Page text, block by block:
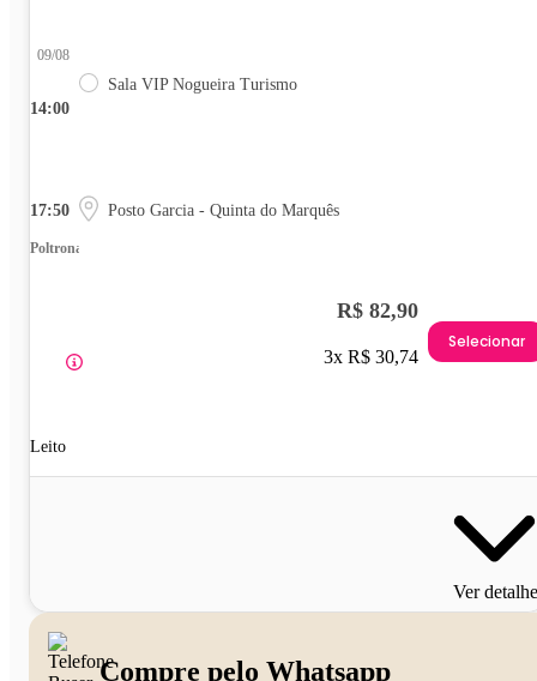
14:00
09/08
Sala VIP Nogueira Turismo
17:50 Posto Garcia - Quinta do Marquês
Poltrona
Leito
R$ 82,90
3x R$ 30,74
Selecionar
Ver
Compre pelo Whatsapp